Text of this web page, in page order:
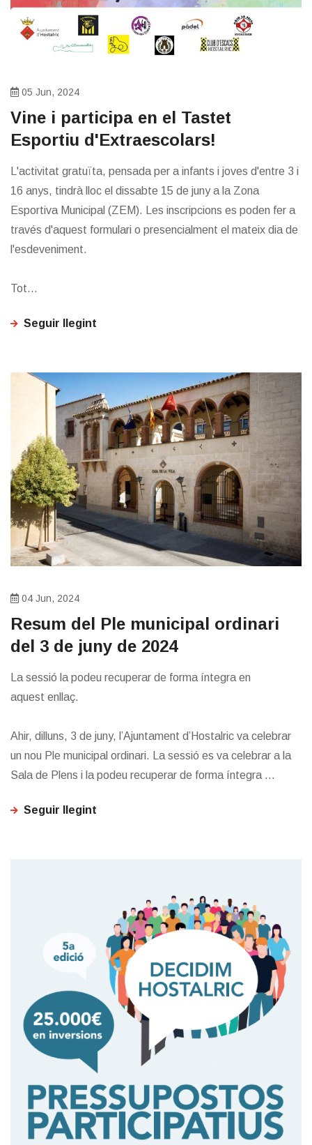
05 Jun, 2024
​Vine i participa en el Tastet
Esportiu d'Extraescolars!
L'activitat gratuïta, pensada per a infants i joves d'entre 3 i
16 anys, tindrà lloc el dissabte 15 de juny a la Zona
Esportiva Municipal (ZEM). Les inscripcions es poden fer a
través d'aquest formulari o presencialment el mateix dia de
l'esdeveniment.
Tot...
Seguir llegint
04 Jun, 2024
​Resum del Ple municipal ordinari
del 3 de juny de 2024
La sessió la podeu recuperar de forma íntegra en
aquest enllaç.
Ahir, dilluns, 3 de juny, l’Ajuntament d’Hostalric va celebrar
un nou Ple municipal ordinari. La sessió es va celebrar a la
Sala de Plens i la podeu recuperar de forma íntegra ...
Seguir llegint